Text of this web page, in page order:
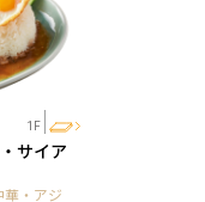
1F
サイア
華・アジ